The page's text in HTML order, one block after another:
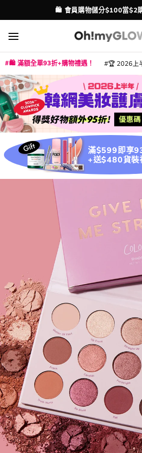
to
content
🛍️ 會員購物儲分$100當$2
🛍️ 滿額全單93折+購物禮遇！ 🏆 2026上
滿$599即享
+送$480貨裝